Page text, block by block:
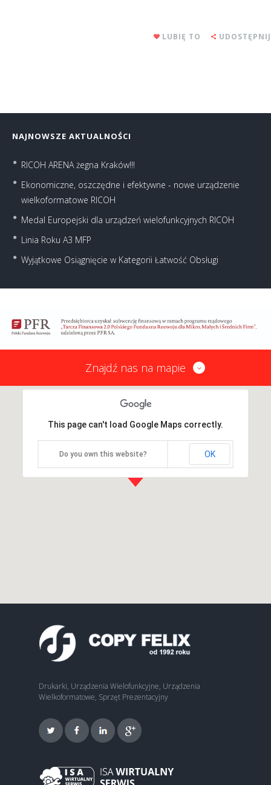
LUBIĘ TO UDOSTĘPNIJ
NAJNOWSZE AKTUALNOŚCI
RICOH ARENA żegna Kraków!!!
Ekonomiczne, oszczędne i efektywne - nowe urządzenie
wielkoformatowe RICOH
Medal Europejski dla urządzeń wielofunkcyjnych RICOH
Linia Roku A3 MFP
Wyjątkowe Osiągnięcie w Kategorii Łatwość Obsługi
Znajdź nas na mapie
This page can't load Google Maps correctly.
Do you own this website? OK
Drukarki, Urządzenia Wielofunkcyjne, Urządzenia
Wielkoformatowe, Sprzęt Prezentacyjny